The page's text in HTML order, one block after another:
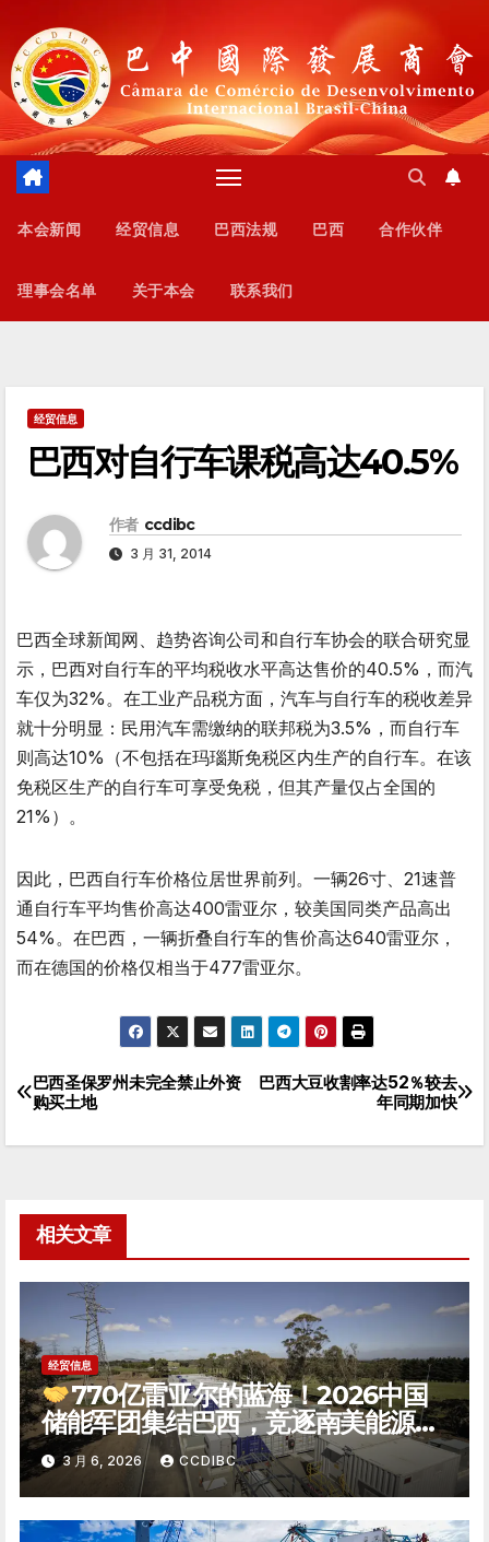
内
本会新闻 经贸信息 巴西法规 巴西 合作伙伴
理事会名单 关于本会 联系我们
经贸信息
巴西对自行车课税高达40.5%
作者 ccdibc
3 月 31, 2014
巴西全球新闻网、趋势咨询公司和自行车协会的联合研究显
示，巴西对自行车的平均税收水平高达售价的40.5%，而汽
车仅为32%。在工业产品税方面，汽车与自行车的税收差异
就十分明显：民用汽车需缴纳的联邦税为3.5%，而自行车
则高达10%（不包括在玛瑙斯免税区内生产的自行车。在该
免税区生产的自行车可享受免税，但其产量仅占全国的
21%）。
因此，巴西自行车价格位居世界前列。一辆26寸、21速普
通自行车平均售价高达400雷亚尔，较美国同类产品高出
54%。在巴西，一辆折叠自行车的售价高达640雷亚尔，
而在德国的价格仅相当于477雷亚尔。
文
章
航
巴西大豆收割率达52％较去
年同期加快
巴西圣保罗州未完全禁止外资
购买土地
相关文章
经贸信息
770亿雷亚尔的蓝海！2026中国
储能军团集结巴西，竞逐南美能源转
型新极点
3 月 6, 2026 CCDIBC